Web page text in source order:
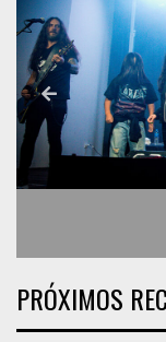
PRÓXIMOS